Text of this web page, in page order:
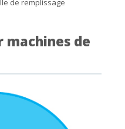
de remplissage
de